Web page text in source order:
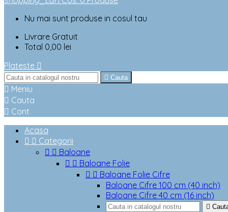
Nu mai sunt produse in cosul tau
Livrare Gratuit
Total 0,00 lei
Plateste 
 Cauta
 Meniu
 Cauta
 Cont
Acasa
  Categorii
  Baloane
  Baloane Folie
  Baloane Folie Cifre
Baloane Cifre 100 cm (40 inch)
Baloane Cifre 40 cm (16 inch)
